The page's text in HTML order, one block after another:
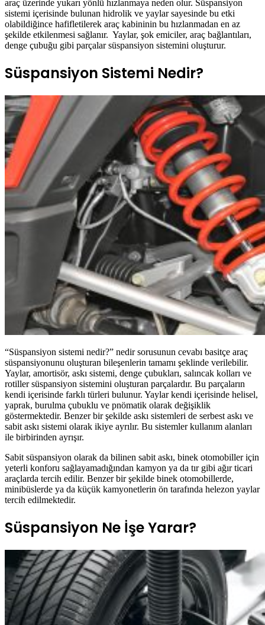
araç üzerinde yukarı yönlü hızlanmaya neden olur. Süspansiyon
sistemi içerisinde bulunan hidrolik ve yaylar sayesinde bu etki
olabildiğince hafifletilerek araç kabininin bu hızlanmadan en az
şekilde etkilenmesi sağlanır. Yaylar, şok emiciler, araç bağlantıları,
denge çubuğu gibi parçalar süspansiyon sistemini oluşturur.
Süspansiyon Sistemi Nedir?
“Süspansiyon sistemi nedir?” nedir sorusunun cevabı basitçe araç
süspansiyonunu oluşturan bileşenlerin tamamı şeklinde verilebilir.
Yaylar, amortisör, askı sistemi, denge çubukları, salıncak kolları ve
rotiller süspansiyon sistemini oluşturan parçalardır. Bu parçaların
kendi içerisinde farklı türleri bulunur. Yaylar kendi içerisinde helisel,
yaprak, burulma çubuklu ve pnömatik olarak değişiklik
göstermektedir. Benzer bir şekilde askı sistemleri de serbest askı ve
sabit askı sistemi olarak ikiye ayrılır. Bu sistemler kullanım alanları
ile birbirinden ayrışır.
Sabit süspansiyon olarak da bilinen sabit askı, binek otomobiller için
yeterli konforu sağlayamadığından kamyon ya da tır gibi ağır ticari
araçlarda tercih edilir. Benzer bir şekilde binek otomobillerde,
minibüslerde ya da küçük kamyonetlerin ön tarafında helezon yaylar
tercih edilmektedir.
Süspansiyon Ne İşe Yarar?